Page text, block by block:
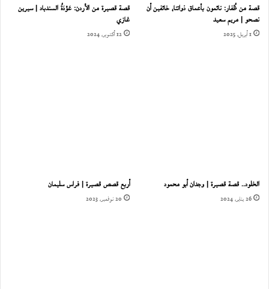
قصة من ظُفار: نائمون بأعماق ذواتنا، خائفين أن
نصحو | مريم سعيد
1 أبريل، 2025
قصة قصيرة من الأردن: عَوْدَةُ السندباد | سيرين
غازي
12 أكتوبر، 2024
الخلود.. قصة قصيرة | وجدان أبو محمود
26 يناير، 2024
أربع قصص قصيرة | فراس سليمان
20 نوفمبر، 2023